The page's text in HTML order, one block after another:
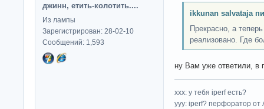
джинн, етить-колотить....
Из лампы
Зарегистрирован: 28-02-10
Сообщений: 1,593
ikkunan salvataja
Прекрасно, а
реализовано. Где
ну Вам уже ответили, в
ххх: у тебя iperf есть?
yyy: iperf? перфоратор от